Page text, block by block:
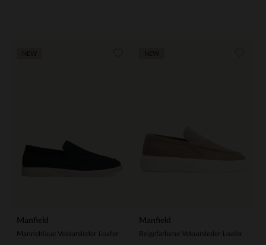
Manfield
Marineblaue Veloursleder-Loafer
Manfield
Beigefarbene Veloursleder-Loafer